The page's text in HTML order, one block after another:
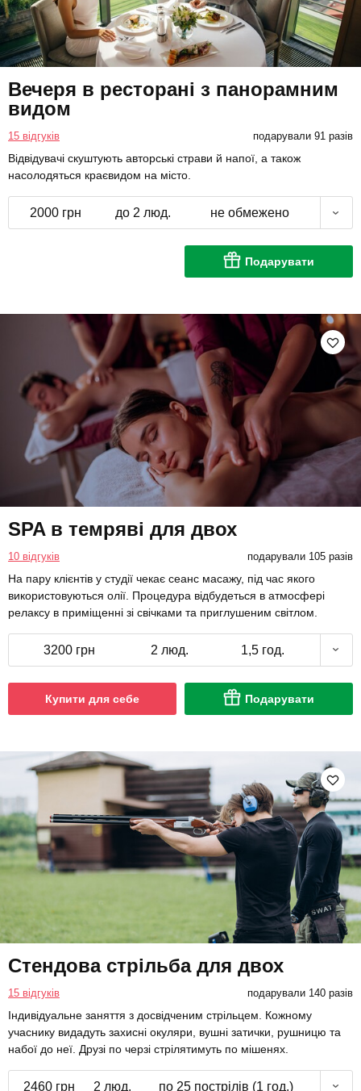
Вечеря в ресторані з панорамним
видом
15 відгуків подарували 91 разів
Відвідувачі скуштують авторські страви й напої, а також
насолодяться краєвидом на місто.
2000 грн до 2 люд. не обмежено
Подарувати
SPA в темряві для двох
10 відгуків подарували 105 разів
На пару клієнтів у студії чекає сеанс масажу, під час якого
використовуються олії. Процедура відбудеться в атмосфері
релаксу в приміщенні зі свічками та приглушеним світлом.
3200 грн 2 люд. 1,5 год.
Купити для себе Подарувати
Стендова стрільба для двох
15 відгуків подарували 140 разів
Індивідуальне заняття з досвідченим стрільцем. Кожному
учаснику видадуть захисні окуляри, вушні затички, рушницю та
набої до неї. Друзі по черзі стрілятимуть по мішенях.
2460 грн 2 люд. по 25 пострілів (1 год.)